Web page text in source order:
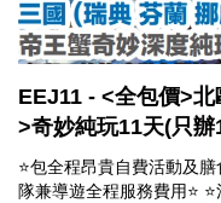
EEJ11 - <全包價>
>奇妙純玩11天(只
⭐包全程昂貴自費活動及
隊兼導遊全程服務費用⭐